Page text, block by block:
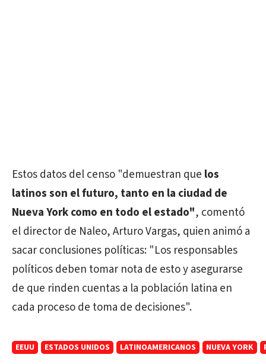
Estos datos del censo "demuestran que los
latinos son el futuro, tanto en la ciudad de
Nueva York como en todo el estado", comentó
el director de Naleo, Arturo Vargas, quien animó a
sacar conclusiones políticas: "Los responsables
políticos deben tomar nota de esto y asegurarse
de que rinden cuentas a la población latina en
cada proceso de toma de decisiones".
EEUU ESTADOS UNIDOS LATINOAMERICANOS NUEVA YORK